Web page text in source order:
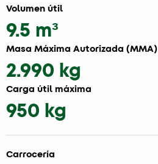
Volumen útil
9.5 m³
Masa Máxima Autorizada (MMA)
2.990 kg
Carga útil máxima
950 kg
Carrocería